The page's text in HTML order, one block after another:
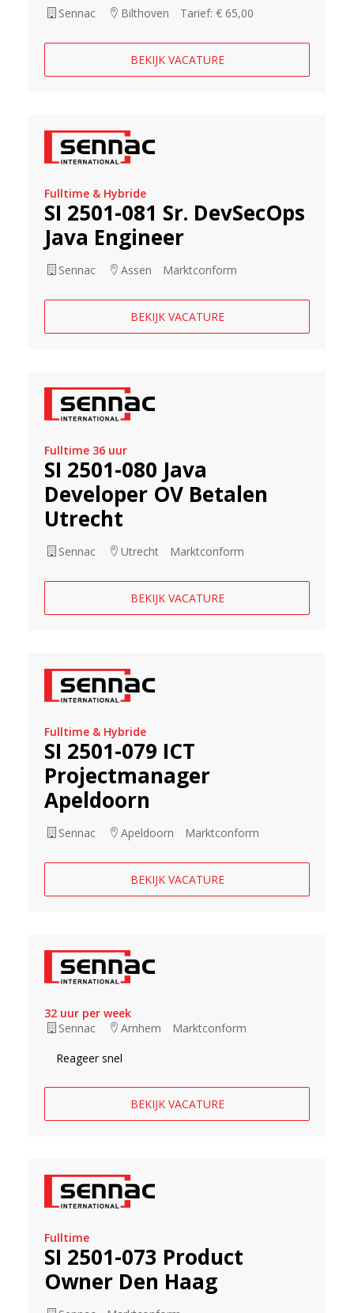
Sennac Bilthoven Tarief: € 65,00
BEKIJK VACATURE
Fulltime & Hybride
SI 2501-081 Sr. DevSecOps
Java Engineer
Sennac Assen Marktconform
BEKIJK VACATURE
Fulltime 36 uur
SI 2501-080 Java
Developer OV Betalen
Utrecht
Sennac Utrecht Marktconform
BEKIJK VACATURE
Fulltime & Hybride
SI 2501-079 ICT
Projectmanager
Apeldoorn
Sennac Apeldoorn Marktconform
BEKIJK VACATURE
32 uur per week
Sennac
Arnhem
Marktconform
Reageer snel
BEKIJK VACATURE
Fulltime
SI 2501-073 Product
Owner Den Haag